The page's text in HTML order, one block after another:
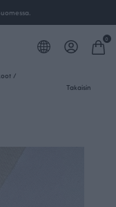
0
/
Takaisin